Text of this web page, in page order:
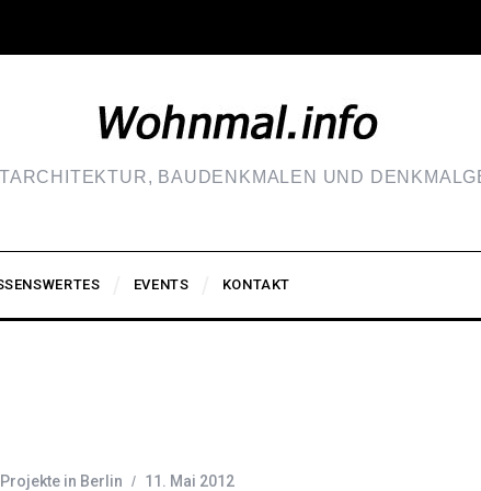
BAUDENKMALEN UND
EVENTS KONTAKT
Projekte in Berlin 11. Mai 2012